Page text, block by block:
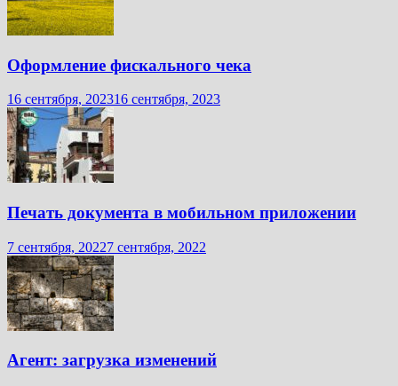
Оформление фискального чека
16 сентября, 202316 сентября, 2023
Печать документа в мобильном приложении
7 сентября, 20227 сентября, 2022
Агент: загрузка изменений